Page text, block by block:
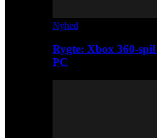
Nyhed
Rygte: Xbox 360-
PC